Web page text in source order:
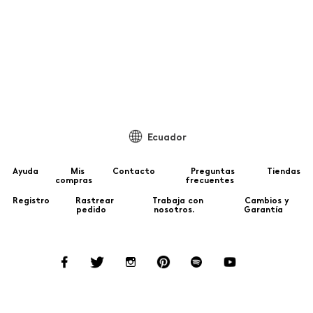
Ecuador
Ayuda
Mis
compras
Contacto
Preguntas
frecuentes
Tiendas
Registro
Rastrear
pedido
Trabaja con
nosotros.
Cambios y
Garantía